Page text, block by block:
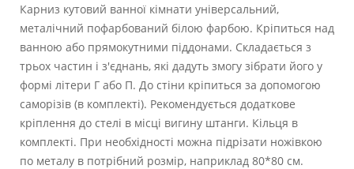
Карниз кутовий ванної кімнати універсальний,
металічний пофарбований білою фарбою. Кріпиться над
ванною або прямокутними піддонами. Складається з
трьох частин і з'єднань, які дадуть змогу зібрати його у
формі літери Г або П. До стіни кріпиться за допомогою
саморізів (в комплекті). Рекомендується додаткове
кріплення до стелі в місці вигину штанги. Кільця в
комплекті. При необхідності можна підрізати ножівкою
по металу в потрібний розмір, наприклад 80*80 см.